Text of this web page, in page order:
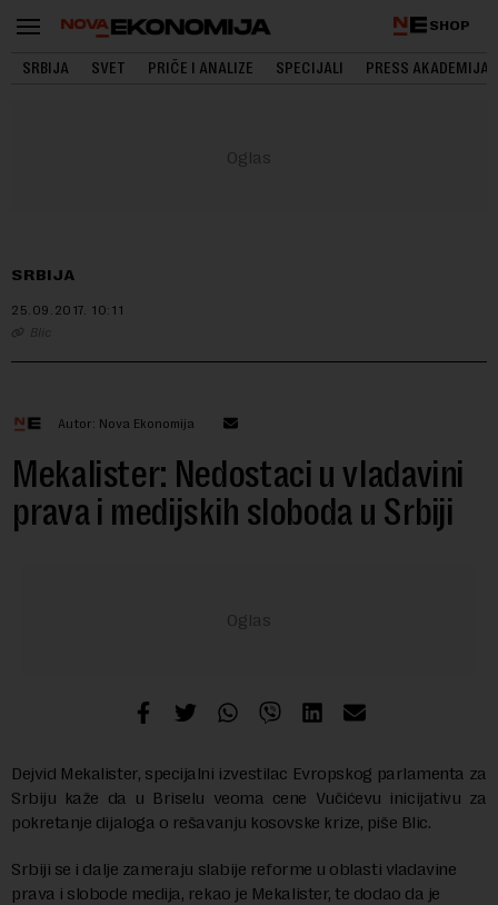
SHOP
SRBIJA SVET PRIČE I ANALIZE SPECIJALI PRESS AKADEMIJA
SRBIJA
25.09.2017. 10:11
Blic
Autor: Nova Ekonomija
Mekalister: Nedostaci u vladavini
prava i medijskih sloboda u Srbiji
Dejvid Mekalister, specijalni izvestilac Evropskog parlamenta za
Srbiju kaže da u Briselu veoma cene Vučićevu inicijativu za
pokretanje dijaloga o rešavanju kosovske krize, piše Blic.
Srbiji se i dalje zameraju slabije reforme u oblasti vladavine
prava i slobode medija, rekao je Mekalister, te dodao da je